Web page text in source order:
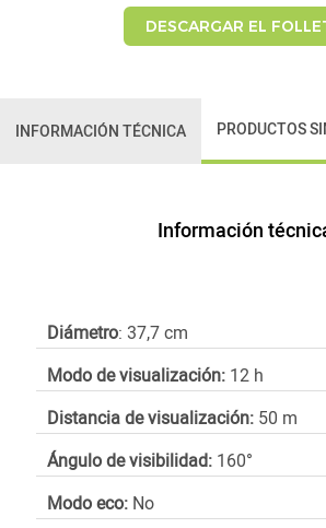
DESCARGAR EL
INFORMACIÓN TÉCNICA PRODUCTOS
Información
Diámetro: 37,7 cm
Modo de visualización: 12 h
Distancia de visualización: 50 m
Ángulo de visibilidad: 160°
Modo eco: No